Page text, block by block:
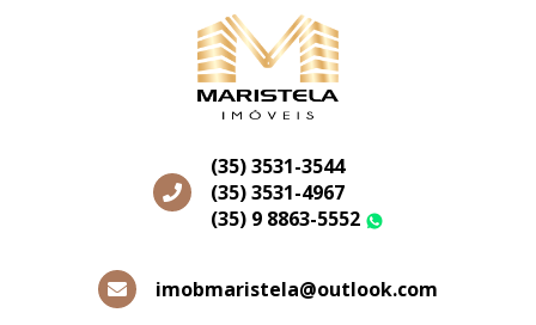
(35) 3531-3544
(35) 3531-4967
(35) 9 8863-5552
imobmaristela@outlook.com